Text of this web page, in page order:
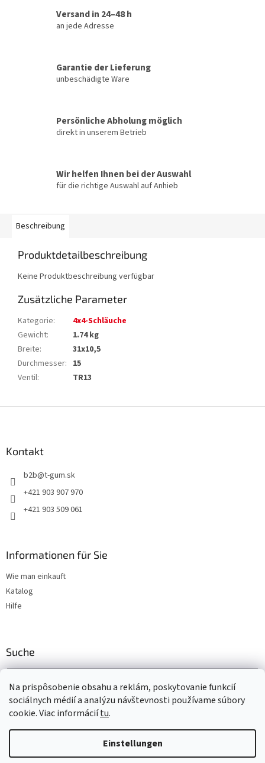
Na prispôsobenie obsahu a reklám, poskytovanie funkcií
sociálnych médií a analýzu návštevnosti používame súbory
cookie. Viac informáciítu.
Einstellungen
Versand in 24–48 h
an jede Adresse
Garantie der Lieferung
unbeschädigte Ware
Persönliche Abholung möglich
direkt in unserem Betrieb
Wir helfen Ihnen bei der Auswahl
für die richtige Auswahl auf Anhieb
Beschreibung
Produktdetailbeschreibung
Keine Produktbeschreibung verfügbar
Zusätzliche Parameter
Kategorie:
4x4-Schläuche
Gewicht:
1.74 kg
Breite:
31x10,5
Durchmesser: 15
Ventil: TR13
Kontakt
b2b@t-gum.sk
+421 903 907 970
+421 903 509 061
Informationen für Sie
Wie man einkauft
Katalog
Hilfe
Suche
SUCHEN